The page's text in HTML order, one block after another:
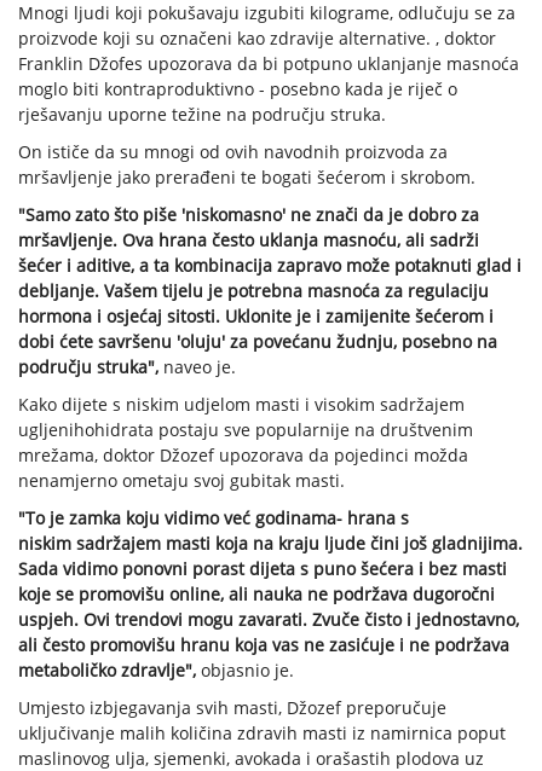
Mnogi ljudi koji pokušavaju izgubiti kilograme, odlučuju se za
proizvode koji su označeni kao zdravije alternative. , doktor
Franklin Džofes upozorava da bi potpuno uklanjanje masnoća
moglo biti kontraproduktivno - posebno kada je riječ o
rješavanju uporne težine na području struka.
On ističe da su mnogi od ovih navodnih proizvoda za
mršavljenje jako prerađeni te bogati šećerom i skrobom.
"Samo zato što piše 'niskomasno' ne znači da je dobro za
mršavljenje. Ova hrana često uklanja masnoću, ali sadrži
šećer i aditive, a ta kombinacija zapravo može potaknuti glad i
debljanje. Vašem tijelu je potrebna masnoća za regulaciju
hormona i osjećaj sitosti. Uklonite je i zamijenite šećerom i
dobi ćete savršenu 'oluju' za povećanu žudnju, posebno na
području struka", naveo je.
Kako dijete s niskim udjelom masti i visokim sadržajem
ugljenihohidrata postaju sve popularnije na društvenim
mrežama, doktor Džozef upozorava da pojedinci možda
nenamjerno ometaju svoj gubitak masti.
"To je zamka koju vidimo već godinama- hrana s
niskim sadržajem masti koja na kraju ljude čini još gladnijima.
Sada vidimo ponovni porast dijeta s puno šećera i bez masti
koje se promovišu online, ali nauka ne podržava dugoročni
uspjeh. Ovi trendovi mogu zavarati. Zvuče čisto i jednostavno,
ali često promovišu hranu koja vas ne zasićuje i ne podržava
metaboličko zdravlje", objasnio je.
Umjesto izbjegavanja svih masti, Džozef preporučuje
uključivanje malih količina zdravih masti iz namirnica poput
maslinovog ulja, sjemenki, avokada i orašastih plodova uz